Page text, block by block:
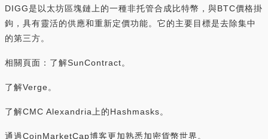
DIGG是以太坊區塊鏈上的一種非托管合成比特幣，與BTC價格掛
鉤，具有靈活的供應和重新定價功能。它的主要目標是去除集中
的第三方。
相關頁面：了解SunContract。
了解Verge。
了解CMC Alexandria上的Hashmasks。
通過CoinMarketCap博客更加熟悉加密貨幣世界。